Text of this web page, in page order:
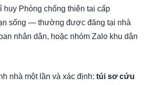
huy Phòng chống thiên tai cấp
sống — thường được đăng tại nhà
nhân dân, hoặc nhóm Zalo khu dân
nhà một lần và xác định: túi sơ cứu